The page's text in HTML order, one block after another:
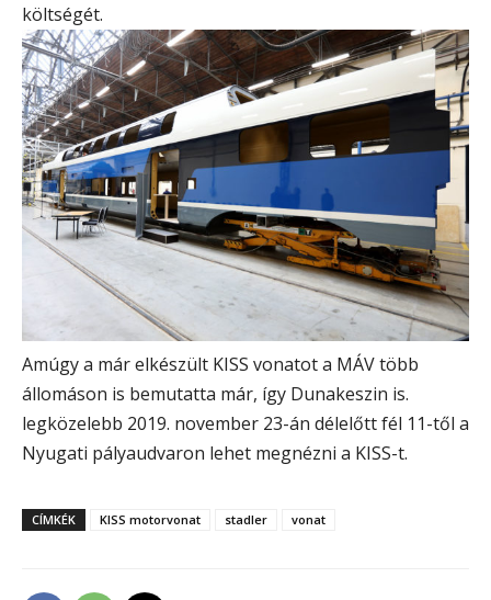
költségét.
Amúgy a már elkészült KISS vonatot a MÁV több
állomáson is bemutatta már, így Dunakeszin is.
legközelebb 2019. november 23-án délelőtt fél 11-től a
Nyugati pályaudvaron lehet megnézni a KISS-t.
CÍMKÉK KISS motorvonat stadler vonat